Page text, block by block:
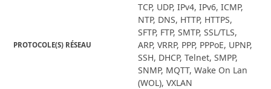
PROTOCOLE(S) RÉSEAU
TCP, UDP, IPv4, IPv6, ICMP,
NTP, DNS, HTTP, HTTPS,
SFTP, FTP, SMTP, SSL/TLS,
ARP, VRRP, PPP, PPPoE, UPNP,
SSH, DHCP, Telnet, SMPP,
SNMP, MQTT, Wake On Lan
(WOL), VXLAN